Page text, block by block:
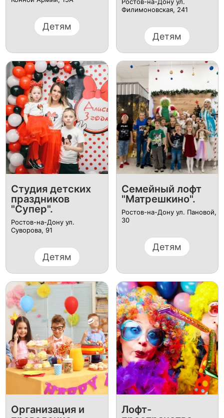
Детям
Филимоновская, 241
Детям
Студия детских
праздников
"Супер".
Ростов-на-Дону ул.
Суворова, 91
Детям
Семейный лофт
"Матрешкино".
Ростов-на-Дону ул. Пановой,
30
Детям
Организация и
Лофт-